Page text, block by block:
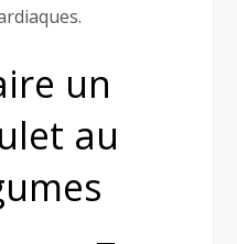
un
au